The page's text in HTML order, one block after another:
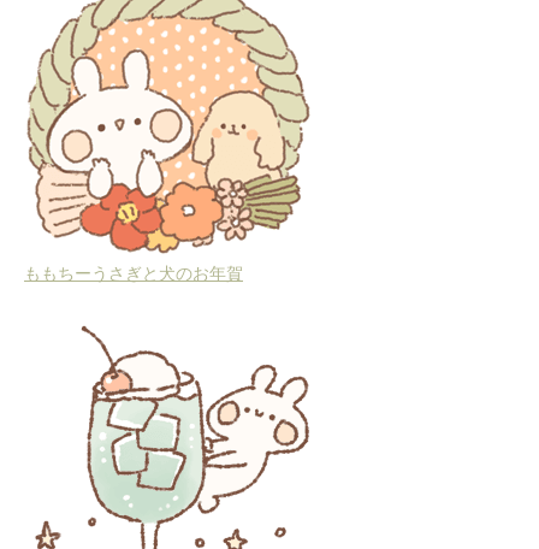
ももちーうさぎと犬のお年賀